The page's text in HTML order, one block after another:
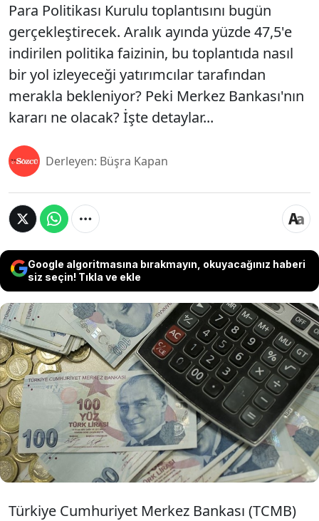
Para Politikası Kurulu toplantısını bugün
gerçekleştirecek. Aralık ayında yüzde 47,5'e
indirilen politika faizinin, bu toplantıda nasıl
bir yol izleyeceği yatırımcılar tarafından
merakla bekleniyor? Peki Merkez Bankası'nın
kararı ne olacak? İşte detaylar...
Derleyen: Büşra Kapan
Google algoritmasına bırakmayın, okuyacağınız haberi
siz seçin! Tıkla ve ekle
Türkiye Cumhuriyet Merkez Bankası, yılın ilk Para
Politikası Kurulu toplantısını bugün
gerçekleştirecek. Aralık ayında yüzde 47,5'e
indirilen politika faizinin, bu toplantıda nasıl bir
yol izleyeceği yatırımcılar tarafından merakla
bekleniyor? Peki Merkez Bankası'nın kararı ne
olacak? İşte detaylar...
Türkiye Cumhuriyet Merkez Bankası (TCMB)